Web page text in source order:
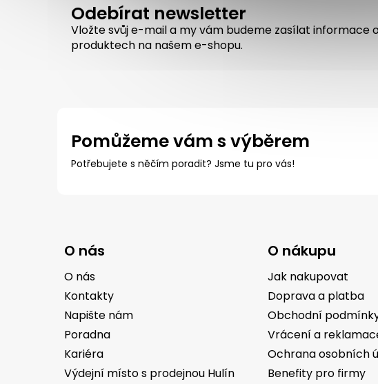
Odebírat newsletter
Vložte svůj e-mail a my vám budeme zasílat informace
produktech na našem e-shopu.
Pomůžeme vám s výběrem
Potřebujete s něčím poradit? Jsme tu pro vás!
O nás
O nás
Kontakty
Napište nám
Poradna
Kariéra
Výdejní místo s prodejnou Hulín
O nákupu
Jak nakupovat
Doprava a platba
Obchodní
Vrácení a
Ochrana osobních
Benefity pro firmy